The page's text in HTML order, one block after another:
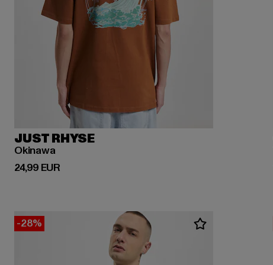
JUST RHYSE
Okinawa
24,99 EUR
Ajankohtainen hinta: 24,99 EUR
-28%